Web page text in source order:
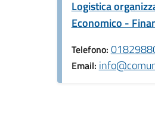
Logistica
Economico -
Telefono:
Email: